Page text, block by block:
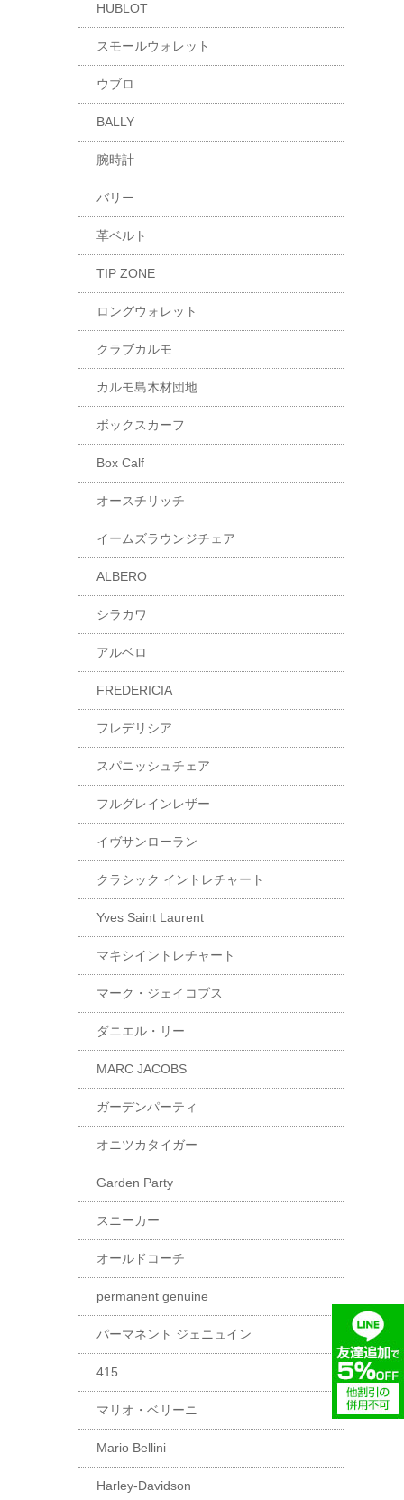
HUBLOT
スモールウォレット
ウブロ
BALLY
腕時計
バリー
革ベルト
TIP ZONE
ロングウォレット
クラブカルモ
カルモ島木材団地
ボックスカーフ
Box Calf
オースチリッチ
イームズラウンジチェア
ALBERO
シラカワ
アルベロ
FREDERICIA
フレデリシア
スパニッシュチェア
フルグレインレザー
イヴサンローラン
クラシック イントレチャート
Yves Saint Laurent
マキシイントレチャート
マーク・ジェイコブス
ダニエル・リー
MARC JACOBS
ガーデンパーティ
オニツカタイガー
Garden Party
スニーカー
オールドコーチ
permanent genuine
パーマネント ジェニュイン
415
マリオ・ベリーニ
Mario Bellini
Harley-Davidson